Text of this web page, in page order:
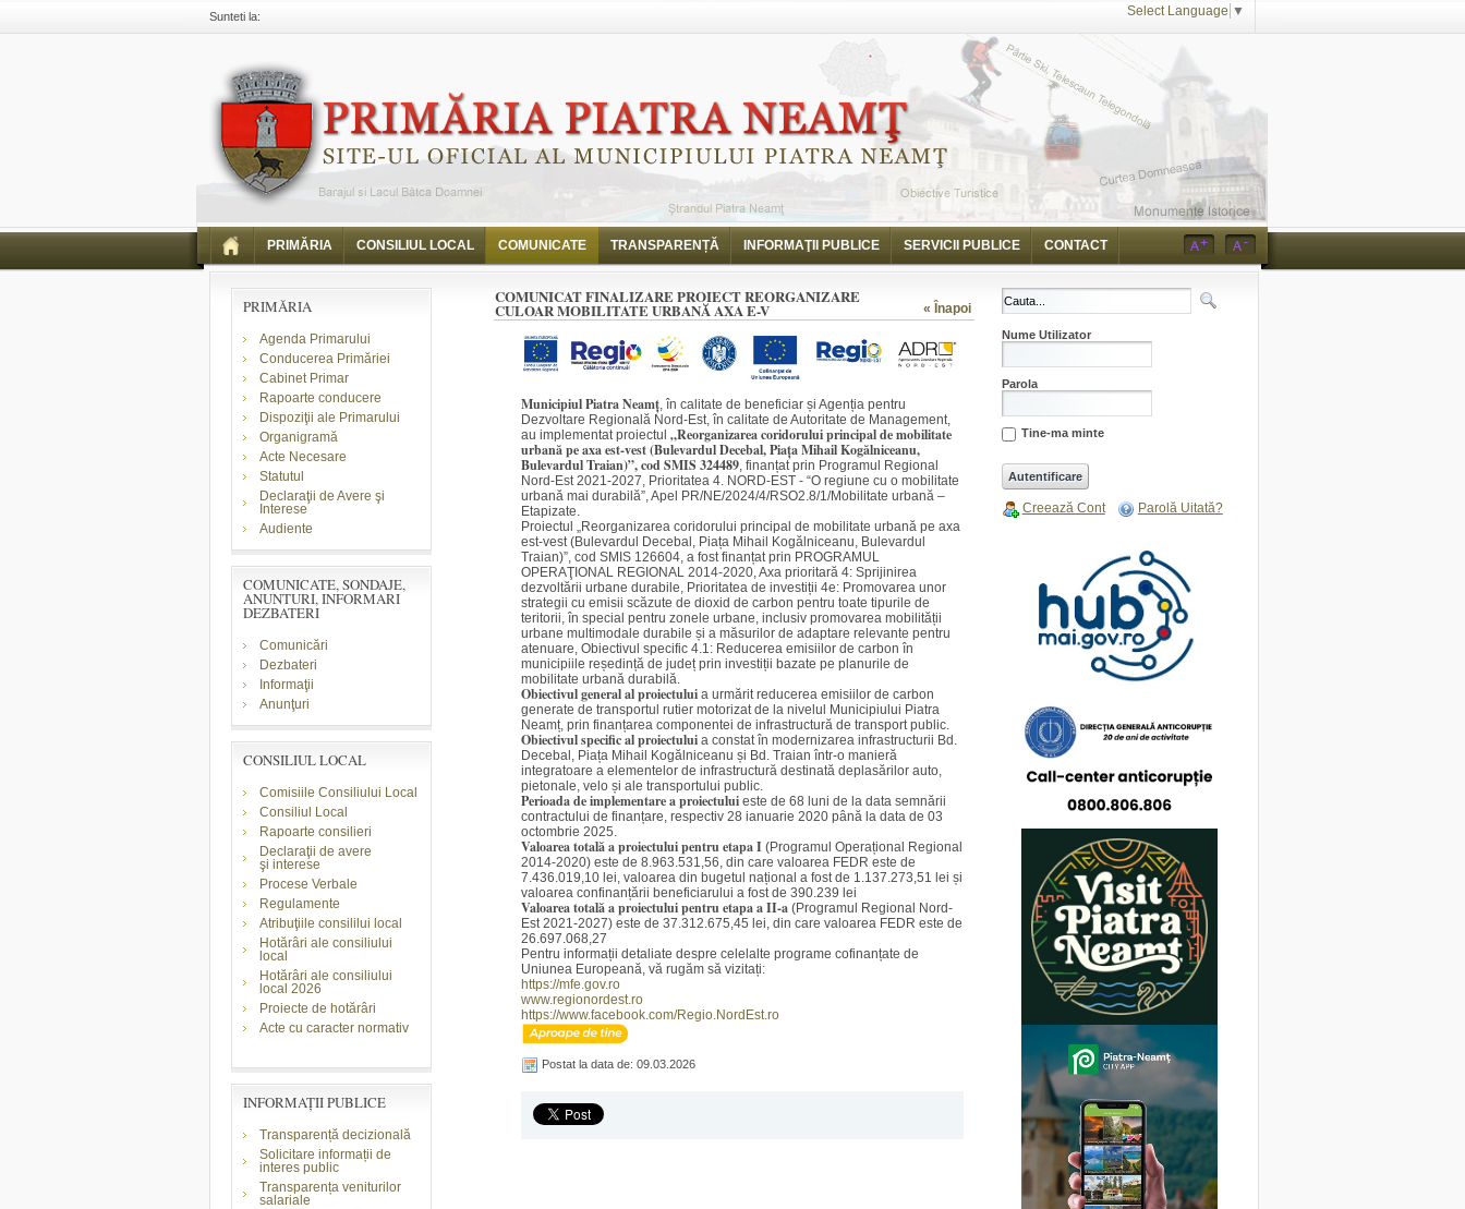
Sunteti la:
Comunicat finalizare proiect Reorganizare culoar mobilitate urbană axa E-V
Select Language ▼
PRIMĂRIA CONSILIUL LOCAL COMUNICATE TRANSPARENȚĂ INFORMAŢII PUBLICE SERVICII PUBLICE CONTACT
PRIMĂRIA
Agenda Primarului
Conducerea Primăriei
Cabinet Primar
Rapoarte conducere
Dispoziţii ale Primarului
Organigramă
Acte Necesare
Statutul
Declaraţii de Avere şi
Interese
Audiente
COMUNICATE, SONDAJE,
ANUNTURI, INFORMARI
DEZBATERI
Comunicări
Dezbateri
Informaţii
Anunţuri
CONSILIUL LOCAL
Comisiile Consiliului Local
Consiliul Local
Rapoarte consilieri
Declaraţii de avere
şi interese
Procese Verbale
Regulamente
Atribuţiile consililui local
Hotărâri ale consiliului
local
Hotărâri ale consiliului
local 2026
Proiecte de hotărâri
Acte cu caracter normativ
INFORMAŢII PUBLICE
Transparență decizională
Solicitare informații de
interes public
Transparența veniturilor
salariale
« Înapoi
COMUNICAT FINALIZARE PROIECT REORGANIZARE
CULOAR MOBILITATE URBANĂ AXA E-V
Municipiul Piatra Neamț, în calitate de beneficiar și Agenția pentru
Dezvoltare Regională Nord-Est, în calitate de Autoritate de Management,
au implementat proiectul „Reorganizarea coridorului principal de mobilitate
urbană pe axa est-vest (Bulevardul Decebal, Piața Mihail Kogălniceanu,
Bulevardul Traian)”, cod SMIS 324489, finanțat prin Programul Regional
Nord-Est 2021-2027, Prioritatea 4. NORD-EST - “O regiune cu o mobilitate
urbană mai durabilă”, Apel PR/NE/2024/4/RSO2.8/1/Mobilitate urbană –
Etapizate.
Proiectul „Reorganizarea coridorului principal de mobilitate urbană pe axa
est-vest (Bulevardul Decebal, Piața Mihail Kogălniceanu, Bulevardul
Traian)”, cod SMIS 126604, a fost finanțat prin PROGRAMUL
OPERAŢIONAL REGIONAL 2014-2020, Axa prioritară 4: Sprijinirea
dezvoltării urbane durabile, Prioritatea de investiții 4e: Promovarea unor
strategii cu emisii scăzute de dioxid de carbon pentru toate tipurile de
teritorii, în special pentru zonele urbane, inclusiv promovarea mobilității
urbane multimodale durabile și a măsurilor de adaptare relevante pentru
atenuare, Obiectivul specific 4.1: Reducerea emisiilor de carbon în
municipiile reședință de județ prin investiții bazate pe planurile de
mobilitate urbană durabilă.
Obiectivul general al proiectuluia urmărit reducerea emisiilor de carbon
generate de transportul rutier motorizat de la nivelul Municipiului Piatra
Neamț, prin finanțarea componentei de infrastructură de transport public.
Obiectivul specific al proiectuluia constat în modernizarea infrastructurii Bd.
Decebal, Piața Mihail Kogălniceanu și Bd. Traian într-o manieră
integratoare a elementelor de infrastructură destinată deplasărilor auto,
pietonale, velo și ale transportului public.
Perioada de implementare a proiectuluieste de 68 luni de la data semnării
contractului de finanțare, respectiv 28 ianuarie 2020 până la data de 03
octombrie 2025.
Valoarea totală a proiectului pentru etapa I (Programul Operațional Regional
2014-2020) este de 8.963.531,56, din care valoarea FEDR este de
7.436.019,10 lei, valoarea din bugetul național a fost de 1.137.273,51 lei și
valoarea confinanțării beneficiarului a fost de 390.239 lei
Valoarea totală a proiectului pentru etapa a II-a (Programul Regional Nord-
Est 2021-2027) este de 37.312.675,45 lei, din care valoarea FEDR este de
26.697.068,27
Pentru informații detaliate despre celelalte programe cofinanțate de
Uniunea Europeană, vă rugăm să vizitați:
https://mfe.gov.ro
www.regionordest.ro
https://www.facebook.com/Regio.NordEst.ro
Postat la data de: 09.03.2026
Nume Utilizator
Parola
Tine-ma minte
Creează Cont Parolă Uitată?